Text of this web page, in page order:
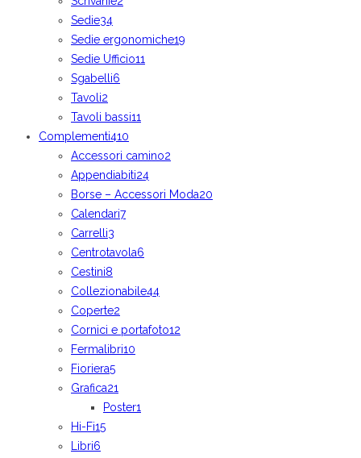
Sedie34
Sedie ergonomiche19
Sedie Ufficio11
Sgabelli6
Tavoli2
Tavoli bassi11
Complementi410
Accessori camino2
Appendiabiti24
Borse – Accessori Moda20
Calendari7
Carrelli3
Centrotavola6
Cestini8
Collezionabile44
Coperte2
Cornici e portafoto12
Fermalibri10
Fioriera5
Grafica21
Poster1
Hi-Fi15
Libri6